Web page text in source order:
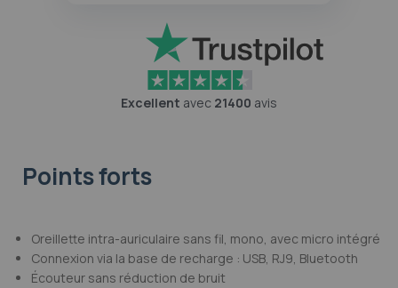
Excellent avec 21400 avis
Points forts
Oreillette intra-auriculaire sans fil, mono, avec micro intégré
Connexion via la base de recharge : USB, RJ9, Bluetooth
Écouteur sans réduction de bruit